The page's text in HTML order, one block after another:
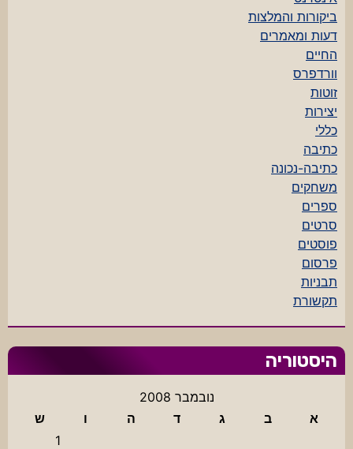
ביקורות והמלצות
דעות ומאמרים
החיים
וורדפרס
זוטות
יצירות
כללי
כתיבה
כתיבה-נכונה
משחקים
ספרים
סרטים
פוסטים
פרסום
תבניות
תקשורת
היסטוריה
נובמבר 2008
א
ב ג ד ה ו
ש
1